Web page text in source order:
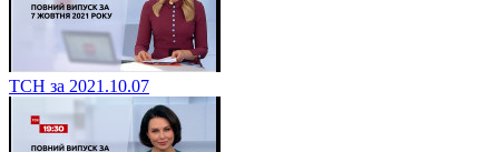
ТСН за 2021.10.07